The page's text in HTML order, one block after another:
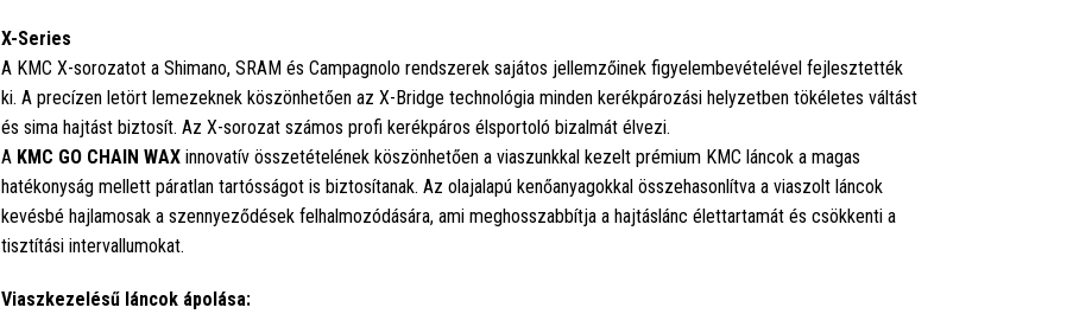
X-Series
A KMC X-sorozatot a Shimano, SRAM és Campagnolo rendszerek sajátos jellemzőinek figyelembevételével fejlesztették
ki. A precízen letört lemezeknek köszönhetően az X-Bridge technológia minden kerékpározási helyzetben tökéletes váltást
és sima hajtást biztosít. Az X-sorozat számos profi kerékpáros élsportoló bizalmát élvezi.
A KMC GO CHAIN WAXinnovatív összetételének köszönhetően a viaszunkkal kezelt prémium KMC láncok a magas
hatékonyság mellett páratlan tartósságot is biztosítanak. Az olajalapú kenőanyagokkal összehasonlítva a viaszolt láncok
kevésbé hajlamosak a szennyeződések felhalmozódására, ami meghosszabbítja a hajtáslánc élettartamát és csökkenti a
tisztítási intervallumokat.
Viaszkezelésű láncok ápolása: